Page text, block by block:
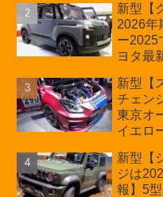
の採用
周年記
新型【
2026年
ー2025
ヨタ最
ほか「
D:5対
ン
新型【
チェン
東京オ
イエロ
プが争
車「
新型【
ジは
報】5